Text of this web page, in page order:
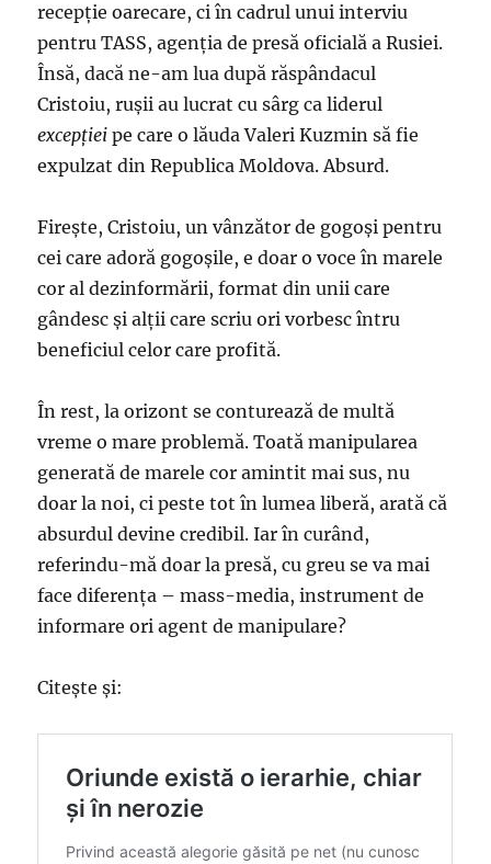
recepţie oarecare, ci în cadrul unui interviu
pentru TASS, agenţia de presă oficială a Rusiei.
Însă, dacă ne-am lua după răspândacul
Cristoiu, ruşii au lucrat cu sârg ca liderul
excepţiei pe care o lăuda Valeri Kuzmin să fie
expulzat din Republica Moldova. Absurd.
Fireşte, Cristoiu, un vânzător de gogoşi pentru
cei care adoră gogoşile, e doar o voce în marele
cor al dezinformării, format din unii care
gândesc şi alţii care scriu ori vorbesc întru
beneficiul celor care profită.
În rest, la orizont se conturează de multă
vreme o mare problemă. Toată manipularea
generată de marele cor amintit mai sus, nu
doar la noi, ci peste tot în lumea liberă, arată că
absurdul devine credibil. Iar în curând,
referindu-mă doar la presă, cu greu se va mai
face diferenţa – mass-media, instrument de
informare ori agent de manipulare?
Citeşte şi: